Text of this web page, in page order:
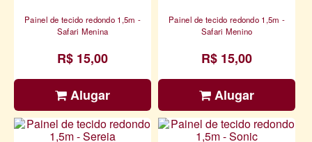
Painel de tecido redondo 1,5m -
Safari Menina
R$ 15,00
Alugar
Painel de tecido redondo 1,5m -
Safari Menino
R$ 15,00
Alugar